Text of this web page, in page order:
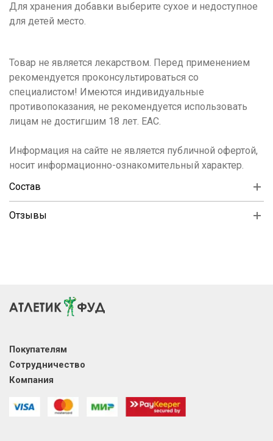
Для хранения добавки выберите сухое и недоступное
для детей место.
Товар не является лекарством. Перед применением
рекомендуется проконсультироваться со
специалистом! Имеются индивидуальные
противопоказания, не рекомендуется использовать
лицам не достигшим 18 лет. ЕАС.
Информация на сайте не является публичной офертой,
носит информационно-ознакомительный характер.
Состав
Отзывы
Покупателям
Сотрудничество
Компания